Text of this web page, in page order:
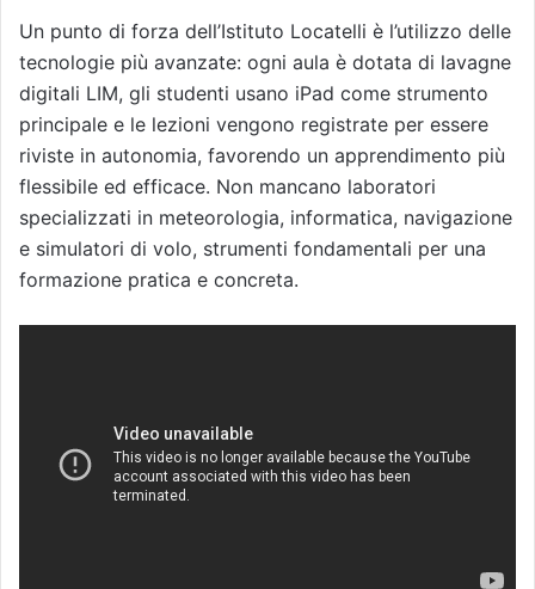
Un punto di forza dell’Istituto Locatelli è l’utilizzo delle
tecnologie più avanzate: ogni aula è dotata di lavagne
digitali LIM, gli studenti usano iPad come strumento
principale e le lezioni vengono registrate per essere
riviste in autonomia, favorendo un apprendimento più
flessibile ed efficace. Non mancano laboratori
specializzati in meteorologia, informatica, navigazione
e simulatori di volo, strumenti fondamentali per una
formazione pratica e concreta.